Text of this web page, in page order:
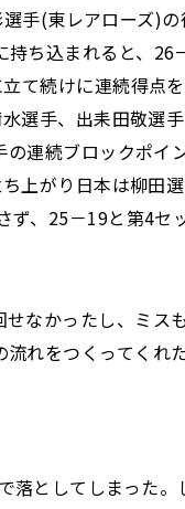
手(東レアローズ)
ち込まれると、26
て続けに連続得点
選手、出耒田敬選
連続ブロックポイ
上がり日本は柳田
、25－19と第4セ
なかったし、ミス
れをつくってくれ
としてしまった